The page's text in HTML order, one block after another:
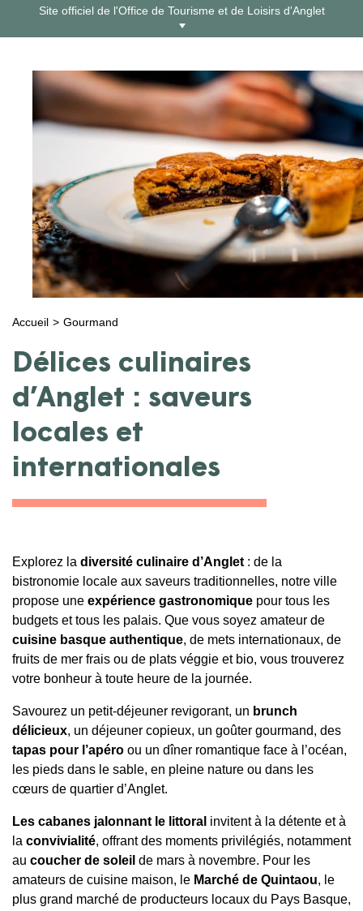
contenu
Site officiel de l'Office de Tourisme et de Loisirs d'Anglet
Accueil Gourmand
Délices culinaires
d’Anglet : saveurs
locales et
internationales
Explorez la diversité culinaire d’Anglet : de la
bistronomie locale aux saveurs traditionnelles, notre ville
propose une expérience gastronomique pour tous les
budgets et tous les palais. Que vous soyez amateur de
cuisine basque authentique, de mets internationaux, de
fruits de mer frais ou de plats véggie et bio, vous trouverez
votre bonheur à toute heure de la journée.
Savourez un petit-déjeuner revigorant, un brunch
délicieux, un déjeuner copieux, un goûter gourmand, des
tapas pour l’apéro ou un dîner romantique face à l’océan,
les pieds dans le sable, en pleine nature ou dans les
cœurs de quartier d’Anglet.
Les cabanes jalonnant le littoral invitent à la détente et à
la convivialité, offrant des moments privilégiés, notamment
au coucher de soleil de mars à novembre. Pour les
amateurs de cuisine maison, le Marché de Quintaou, le
plus grand marché de producteurs locaux du Pays Basque,